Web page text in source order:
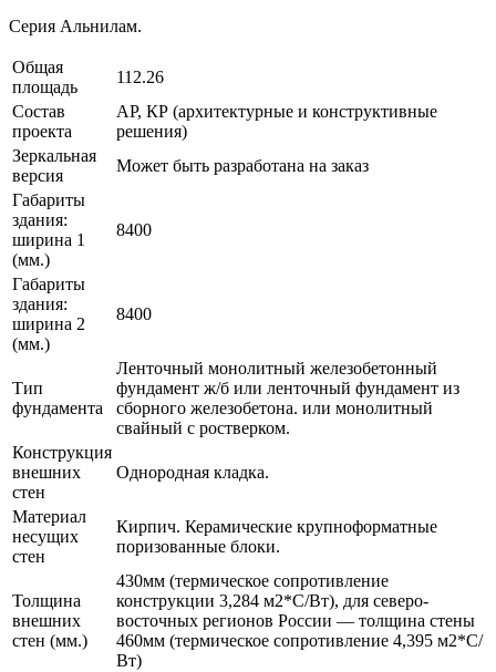
Серия Альнилам.
Общая
площадь
112.26
Состав
проекта
АР, КР (архитектурные и конструктивные
решения)
Зеркальная
версия
Может быть разработана на заказ
Габариты
здания:
ширина 1
(мм.)
8400
Габариты
здания:
ширина 2
(мм.)
8400
Тип
фундамента
Ленточный монолитный железобетонный
фундамент ж/б или ленточный фундамент из
сборного железобетона. или монолитный
свайный с ростверком.
Конструкция
внешних
стен
Однородная кладка.
Материал
несущих
стен
Кирпич. Керамические крупноформатные
поризованные блоки.
Толщина
внешних
стен (мм.)
430мм (термическое сопротивление
конструкции 3,284 м2*С/Вт), для северо-
восточных регионов России — толщина стены
460мм (термическое сопротивление 4,395 м2*С/
Вт)